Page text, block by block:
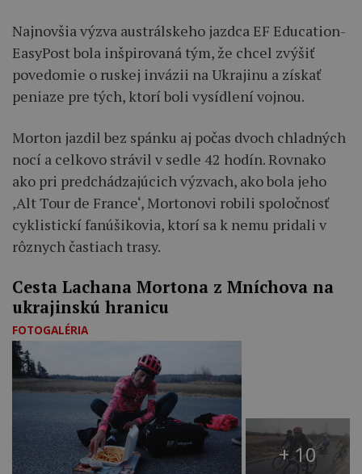
Najnovšia výzva austrálskeho jazdca EF Education-
EasyPost bola inšpirovaná tým, že chcel zvýšiť
povedomie o ruskej invázii na Ukrajinu a získať
peniaze pre tých, ktorí boli vysídlení vojnou.
Morton jazdil bez spánku aj počas dvoch chladných
nocí a celkovo strávil v sedle 42 hodín. Rovnako
ako pri predchádzajúcich výzvach, ako bola jeho
‚Alt Tour de France‘, Mortonovi robili spoločnosť
cyklistickí fanúšikovia, ktorí sa k nemu pridali v
rôznych častiach trasy.
Cesta Lachana Mortona z Mníchova na
ukrajinskú hranicu
FOTOGALÉRIA
+ 10